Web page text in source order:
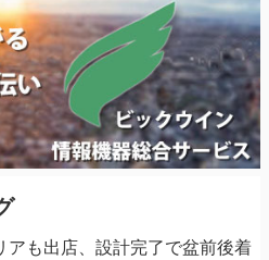
も出店、設計完了で盆前後着